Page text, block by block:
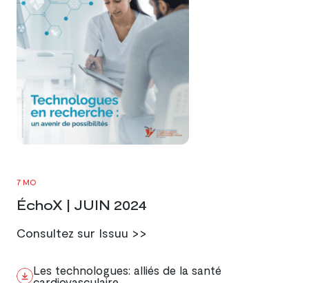
7 MO
ÉchoX | JUIN 2024
Consultez sur Issuu >>
Les technologues: alliés de la santé